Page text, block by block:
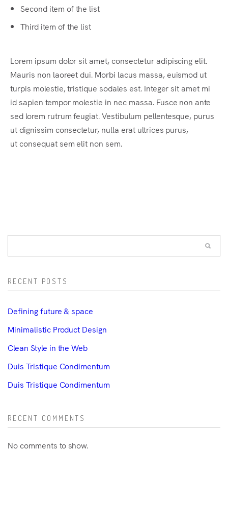
Second item of the list
Third item of the list
Lorem ipsum dolor sit amet, consectetur adipiscing elit.
Mauris non laoreet dui. Morbi lacus massa, euismod ut
turpis molestie, tristique sodales est. Integer sit amet mi
id sapien tempor molestie in nec massa. Fusce non ante
sed lorem rutrum feugiat. Vestibulum pellentesque, purus
ut dignissim consectetur, nulla erat ultrices purus,
ut consequat sem elit non sem.
RECENT POSTS
Defining future & space
Minimalistic Product Design
Clean Style in the Web
Duis Tristique Condimentum
Duis Tristique Condimentum
RECENT COMMENTS
No comments to show.